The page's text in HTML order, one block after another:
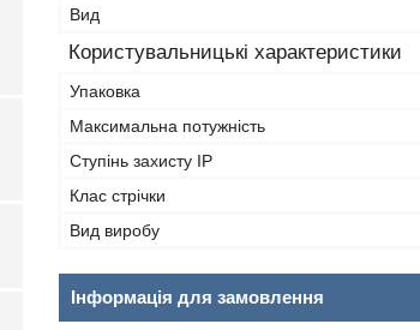
Вид
Користувальницькі характеристики
Упаковка
Максимальна потужність
Ступінь захисту IP
Клас стрічки
Вид виробу
Інформація для замовлення